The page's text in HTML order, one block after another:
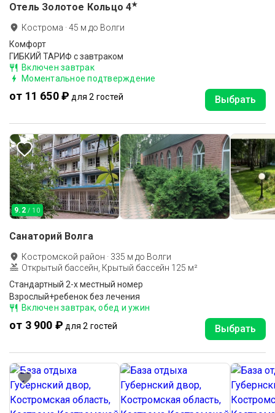
Отель Золотое Кольцо 4★
Кострома ·45 м до Волги
Комфорт
ГИБКИЙ ТАРИФ с завтраком
Включен завтрак
Моментальное подтверждение
от 11 650 ₽ для 2 гостей Выбрать
9.2 / 10
Санаторий Волга
Костромской район · 335 м до Волги
Открытый бассейн, Крытый бассейн 125 м²
Стандартный 2-х местный номер
Взрослый+ребенок без лечения
Включен завтрак, обед и ужин
от 3 900 ₽ для 2 гостей Выбрать